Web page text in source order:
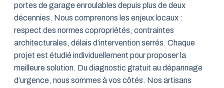
portes de garage enroulables depuis plus de deux
décennies. Nous comprenons les enjeux locaux :
respect des normes copropriétés, contraintes
architecturales, délais d’intervention serrés. Chaque
projet est étudié individuellement pour proposer la
meilleure solution. Du diagnostic gratuit au dépannage
d’urgence, nous sommes à vos côtés. Nos artisans